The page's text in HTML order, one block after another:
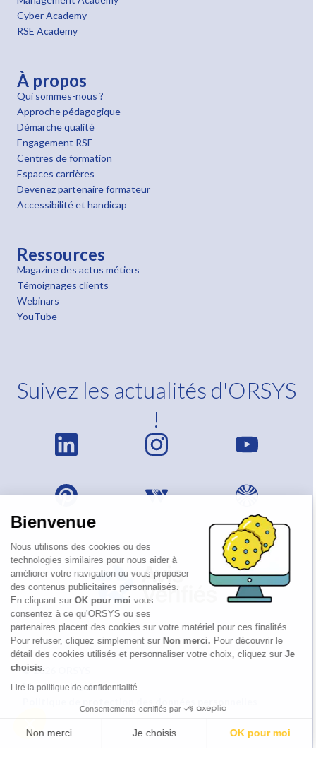
Cyber Academy
RSE Academy
À propos
Qui sommes-nous ?
Approche pédagogique
Démarche qualité
Engagement RSE
Centres de formation
Espaces carrières
Devenez partenaire formateur
Accessibilité et handicap
Ressources
Magazine des actus métiers
Témoignages clients
Webinars
YouTube
Suivez les actualités d'ORSYS
!
© 2026 ORSYS
Mentions légales
CGV
Bienvenue
Nous utilisons des cookies ou des
technologies similaires pour nous aider à
améliorer votre navigation ou vous proposer
des contenus publicitaires personnalisés.
En cliquant surOK pour moivous
consentez à ce qu’ORSYS ou ses
partenaires placent des cookies sur votre matériel pour ces finalités.
Pour refuser, cliquez simplement sur Non merci.Pour découvrir le
détail des cookies utilisés et personnaliser votre choix, cliquez surJe
choisis
Lire la politique de confidentialité
Consentements certifiés par
Non merci Je choisis
OK pour moi